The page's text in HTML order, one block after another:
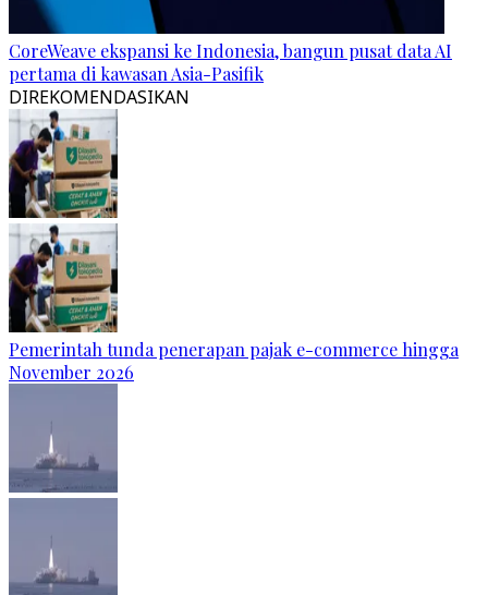
CoreWeave ekspansi ke Indonesia, bangun pusat data AI
pertama di kawasan Asia-Pasifik
DIREKOMENDASIKAN
Pemerintah tunda penerapan pajak e-commerce hingga
November 2026